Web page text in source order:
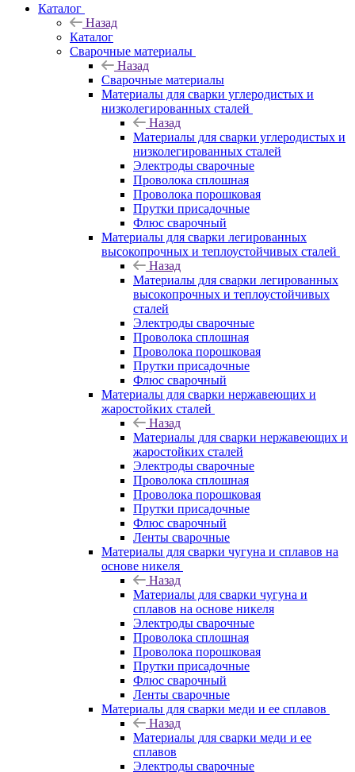
Каталог
Назад
Каталог
Сварочные материалы
Назад
Сварочные материалы
Материалы для сварки углеродистых и
низколегированных сталей
Назад
Материалы для сварки углеродистых и
низколегированных сталей
Электроды сварочные
Проволока сплошная
Проволока порошковая
Прутки присадочные
Флюс сварочный
Материалы для сварки легированных
высокопрочных и теплоустойчивых сталей
Назад
Материалы для сварки легированных
высокопрочных и теплоустойчивых
сталей
Электроды сварочные
Проволока сплошная
Проволока порошковая
Прутки присадочные
Флюс сварочный
Материалы для сварки нержавеющих и
жаростойких сталей
Назад
Материалы для сварки нержавеющих и
жаростойких сталей
Электроды сварочные
Проволока сплошная
Проволока порошковая
Прутки присадочные
Флюс сварочный
Ленты сварочные
Материалы для сварки чугуна и сплавов на
основе никеля
Назад
Материалы для сварки чугуна и
сплавов на основе никеля
Электроды сварочные
Проволока сплошная
Проволока порошковая
Прутки присадочные
Флюс сварочный
Ленты сварочные
Материалы для сварки меди и ее сплавов
Назад
Материалы для сварки меди и ее
сплавов
Электроды сварочные